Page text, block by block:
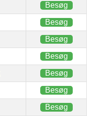
Besøg
Besøg
Besøg
Besøg
Besøg
Besøg
Besøg